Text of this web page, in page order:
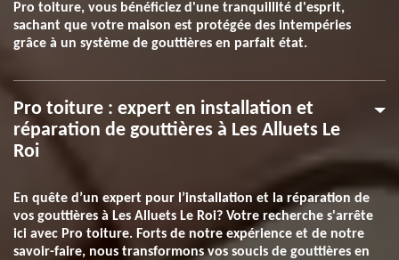
Pro toiture, vous bénéficiez d'une tranquillité d'esprit,
sachant que votre maison est protégée des intempéries
grâce à un système de gouttières en parfait état.
Pro toiture : expert en installation et
réparation de gouttières à Les Alluets Le
Roi
En quête d’un expert pour l’installation et la réparation de
vos gouttières à Les Alluets Le Roi? Votre recherche s'arrête
ici avec Pro toiture. Forts de notre expérience et de notre
savoir-faire, nous transformons vos soucis de gouttières en